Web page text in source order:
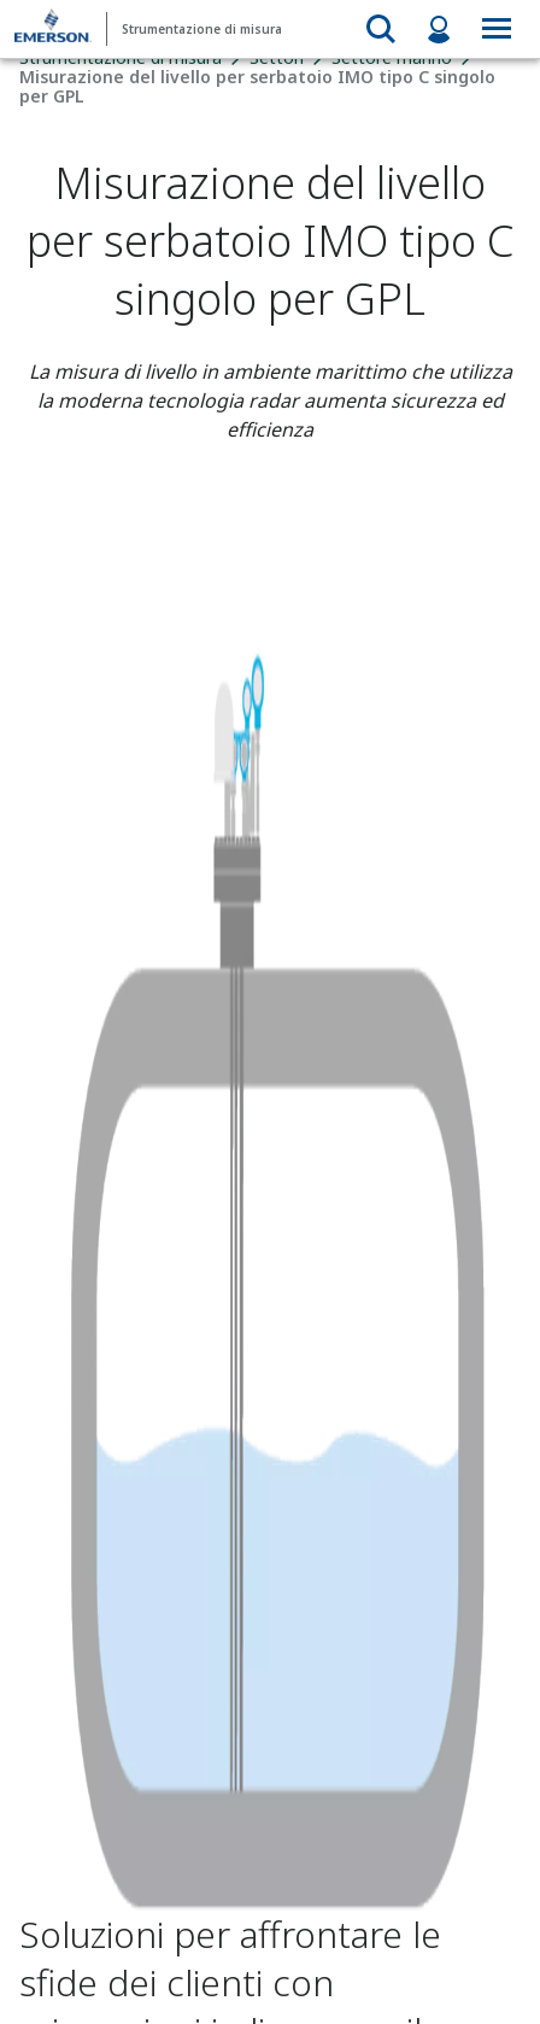
Strumentazione di misura
Strumentazione di misura Settori
Settore marino
Misurazione del livello per serbatoio IMO tipo C singolo
per GPL
Misurazione del livello
per serbatoio IMO tipo C
singolo per GPL
La misura di livello in ambiente marittimo che utilizza
la moderna tecnologia radar aumenta sicurezza ed
efficienza
Soluzioni per affrontare le
sfide dei clienti con